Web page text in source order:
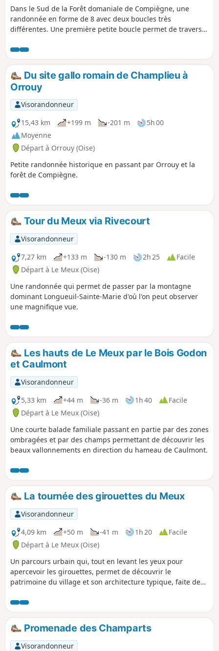
Dans le Sud de la Forêt domaniale de Compiègne, une
randonnée en forme de 8 avec deux boucles très
différentes. Une première petite boucle permet de traverser
romane et de visiter un très beau site gallo-romain (théâtre,
thermes, temple). La seconde boucle, plus longue, est
essentiellement forestière.
Du site gallo romain de Champlieu à
Orrouy
Visorandonneur
15,43 km
+199 m -201 m
5h 00
Moyenne
Départ à Orrouy (Oise)
Petite randonnée historique en passant par Orrouy et la
forêt de Compiègne.
Tour du Meux via Rivecourt
Visorandonneur
7,27 km
+133 m -130 m 2h 25
Facile
Départ à Le Meux (Oise)
Une randonnée qui permet de passer par la montagne
dominant Longueuil-Sainte-Marie d'où l'on peut observer
une magnifique vue.
Les hauts de Le Meux par le Bois Godon
et Caulmont
Visorandonneur
5,33 km
+44 m -36 m 1h 40
Facile
Départ à Le Meux (Oise)
Une courte balade familiale passant en partie par des zones
ombragées et par des champs permettant de découvrir les
beaux vallonnements en direction du hameau de Caulmont.
La tournée des girouettes du Meux
Visorandonneur
4,09 km
+50 m -41 m 1h 20
Facile
Départ à Le Meux (Oise)
Un parcours urbain qui, tout en levant les yeux pour
apercevoir les girouettes, permet de découvrir le
patrimoine du village et son architecture typique, faite de
XIXe siècle dans le centre, et d'autres, plus contemporaines,
dans les extensions plus récentes.
Promenade des Champarts
Visorandonneur